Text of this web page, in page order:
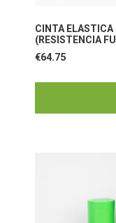
CINTA
(RESISTENCIA
€64.75